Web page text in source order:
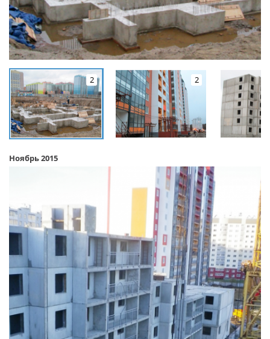
2 2
Ноябрь 2015